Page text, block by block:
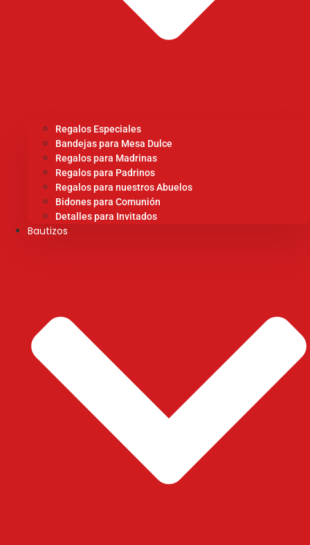
Regalos Especiales
Bandejas para Mesa Dulce
Regalos para Madrinas
Regalos para Padrinos
Regalos para nuestros Abuelos
Bidones para Comunión
Detalles para Invitados
Bautizos